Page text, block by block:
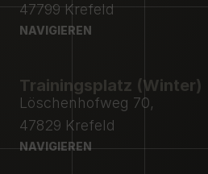
47799 Krefeld
NAVIGIEREN
Trainingsplatz (Winter)
Löschenhofweg 70,
47829 Krefeld
NAVIGIEREN